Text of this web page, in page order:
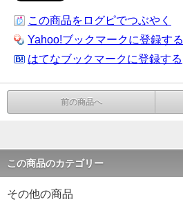
この商品をログピでつぶやく
Yahoo!ブックマークに登録する
はてなブックマークに登録する
前の商品へ
この商品のカテゴリー
その他の商品